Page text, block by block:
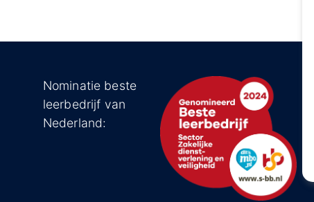
Nominatie beste
leerbedrijf van
Nederland: